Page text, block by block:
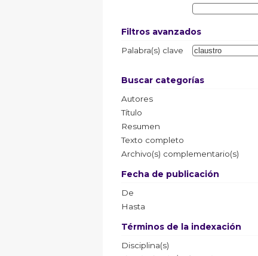
Filtros avanzados
Palabra(s) clave
Buscar categorías
Autores
Título
Resumen
Texto completo
Archivo(s) complementario(s)
Fecha de publicación
De
Hasta
Términos de la indexación
Disciplina(s)